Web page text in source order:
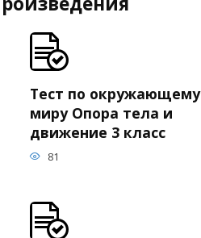
Тест по окружающему
миру Опора тела и
движение 3 класс
81